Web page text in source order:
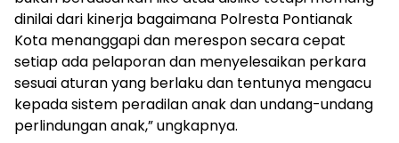
dinilai dari kinerja bagaimana Polresta Pontianak
Kota menanggapi dan merespon secara cepat
setiap ada pelaporan dan menyelesaikan perkara
sesuai aturan yang berlaku dan tentunya mengacu
kepada sistem peradilan anak dan undang-undang
perlindungan anak,” ungkapnya.